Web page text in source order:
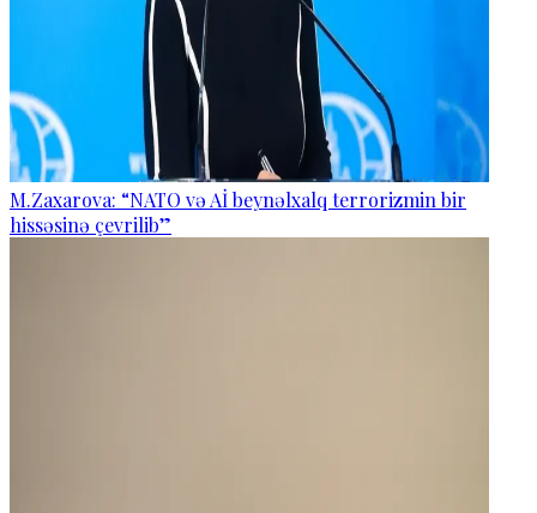
M.Zaxarova: “NATO və Aİ beynəlxalq terrorizmin bir
hissəsinə çevrilib”